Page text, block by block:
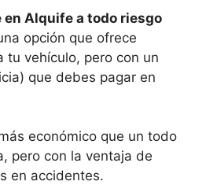
en Alquife a todo riesgo
opción que ofrece
tu vehículo, pero con un
que debes pagar en
económico que un todo
pero con la ventaja de
en accidentes.